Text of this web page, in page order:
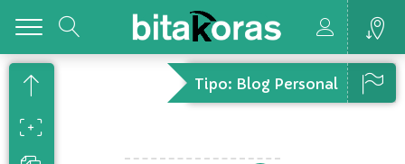
Tipo: Blog Personal